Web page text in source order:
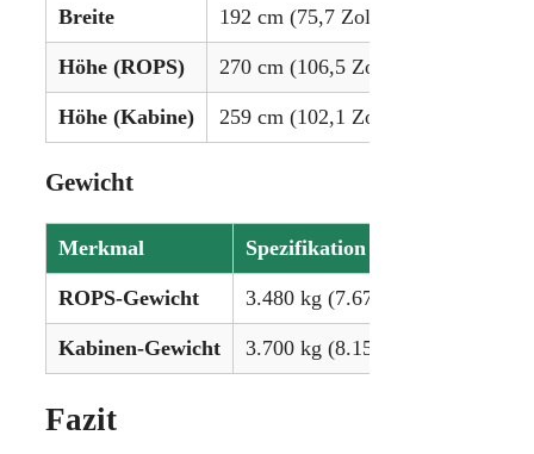
Breite 192 cm (75,7 Zoll)
Höhe (ROPS) 270 cm (106,5 Zoll)
Höhe (Kabine) 259 cm (102,1 Zoll)
Gewicht
Merkmal Spezifikation
ROPS-Gewicht 3.480 kg (7.672 lbs)
Kabinen-Gewicht 3.700 kg (8.157 lbs)
Fazit